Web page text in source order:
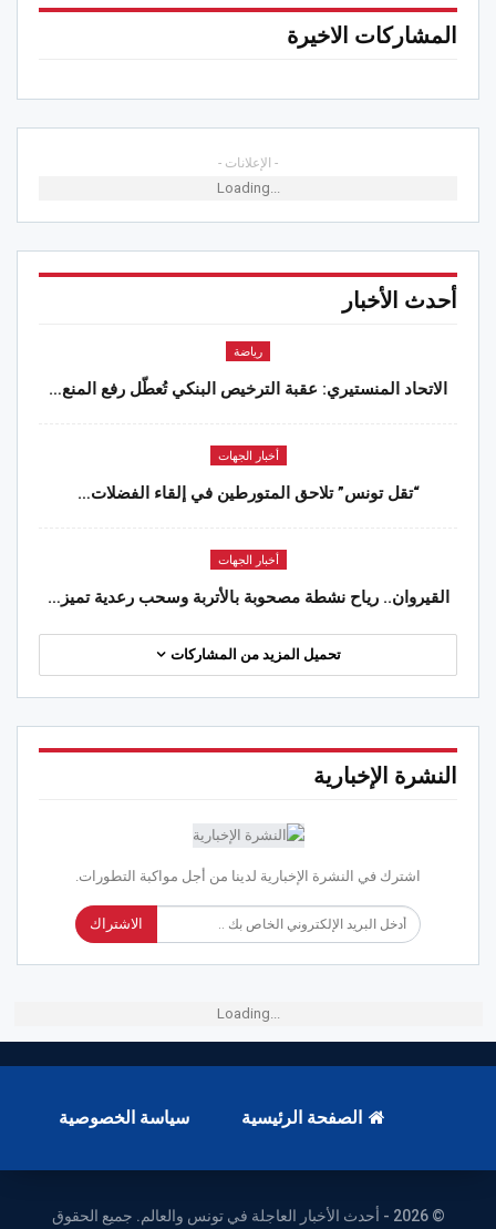
المشاركات الاخيرة
- الإعلانات -
Loading...
أحدث الأخبار
رياضة
الاتحاد المنستيري: عقبة الترخيص البنكي تُعطّل رفع المنع…
أخبار الجهات
“تقل تونس” تلاحق المتورطين في إلقاء الفضلات…
أخبار الجهات
القيروان.. رياح نشطة مصحوبة بالأتربة وسحب رعدية تميز…
تحميل المزيد من المشاركات
النشرة الإخبارية
اشترك في النشرة الإخبارية لدينا من أجل مواكبة التطورات.
الاشتراك
Loading...
الصفحة الرئيسية سياسة الخصوصية
© 2026 - أحدث الأخبار العاجلة في تونس والعالم. جميع الحقوق